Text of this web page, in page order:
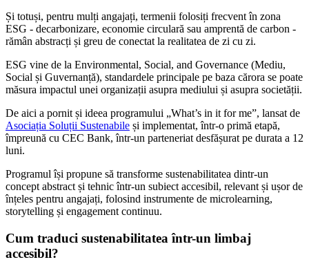
Și totuși, pentru mulți angajați, termenii folosiți frecvent în zona
ESG - decarbonizare, economie circulară sau amprentă de carbon -
rămân abstracți și greu de conectat la realitatea de zi cu zi.
ESG vine de la Environmental, Social, and Governance (Mediu,
Social și Guvernanță), standardele principale pe baza cărora se poate
măsura impactul unei organizații asupra mediului și asupra societății.
De aici a pornit și ideea programului „What’s in it for me”, lansat de
Asociația Soluții Sustenabile și implementat, într-o primă etapă,
împreună cu CEC Bank, într-un parteneriat desfășurat pe durata a 12
luni.
Programul își propune să transforme sustenabilitatea dintr-un
concept abstract și tehnic într-un subiect accesibil, relevant și ușor de
înțeles pentru angajați, folosind instrumente de microlearning,
storytelling și engagement continuu.
Cum traduci sustenabilitatea într-un limbaj
accesibil?